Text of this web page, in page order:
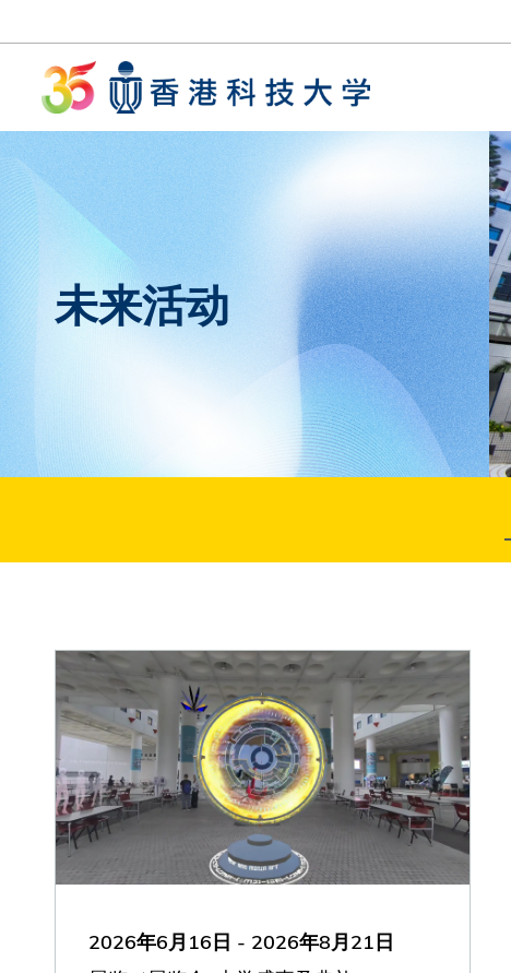
UNIVERSITY NEWS
MAP & DIRECTIONS
未来活动
2026年6月16日 - 2026年8月21日